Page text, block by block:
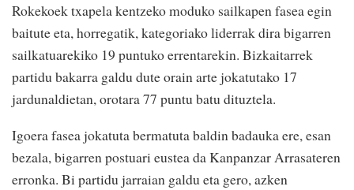
Rokekoek txapela kentzeko moduko sailkapen fasea egin
baitute eta, horregatik, kategoriako liderrak dira bigarren
sailkatuarekiko 19 puntuko errentarekin. Bizkaitarrek
partidu bakarra galdu dute orain arte jokatutako 17
jardunaldietan, orotara 77 puntu batu dituztela.
Igoera fasea jokatuta bermatuta baldin badauka ere, esan
bezala, bigarren postuari eustea da Kanpanzar Arrasateren
erronka. Bi partidu jarraian galdu eta gero, azken